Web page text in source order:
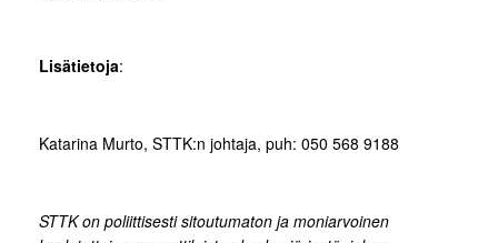
Lisätietoja:
Katarina Murto, STTK:n johtaja, puh: 050 568 9188
STTK on poliittisesti sitoutumaton ja moniarvoinen